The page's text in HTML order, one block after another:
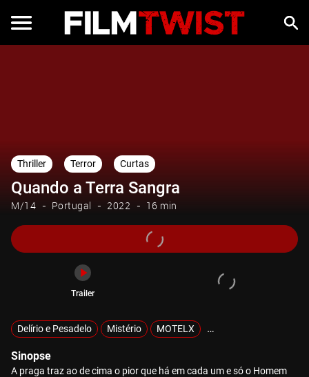
Thriller Terror Curtas
Quando a Terra Sangra
M/14 Portugal 2022 16 min
Trailer
Delírio e Pesadelo Mistério MOTELX Sobrevivência
Sinopse
A praga traz ao de cima o pior que há em cada um e só o Homem